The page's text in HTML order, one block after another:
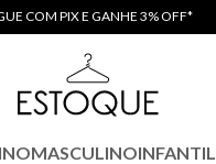
COM PIX E GANHE 3% OFF*
MASCULINOINFANTIL